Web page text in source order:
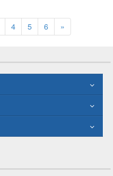
4 5 6 »